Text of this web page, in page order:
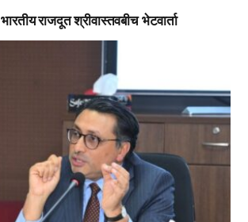
राजदूत श्रीवास्तवबीच भेटवार्ता